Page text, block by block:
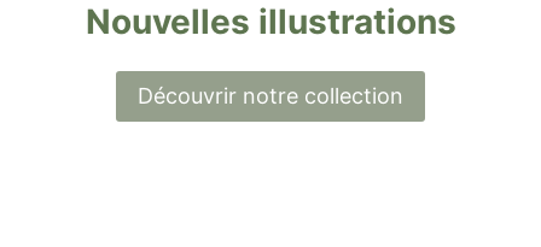
Nouvelles illustrations
Découvrir notre collection